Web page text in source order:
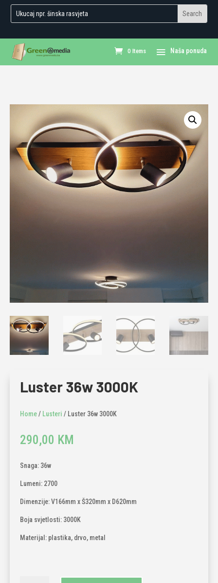
0 Items
Luster 36w 3000K
Home/ Lusteri / Luster 36w 3000K
290,00 KM
Snaga: 36w
Lumeni: 2700
Dimenzije: V166mm x Š320mm x D620mm
Boja svjetlosti: 3000K
Materijal: plastika, drvo, metal